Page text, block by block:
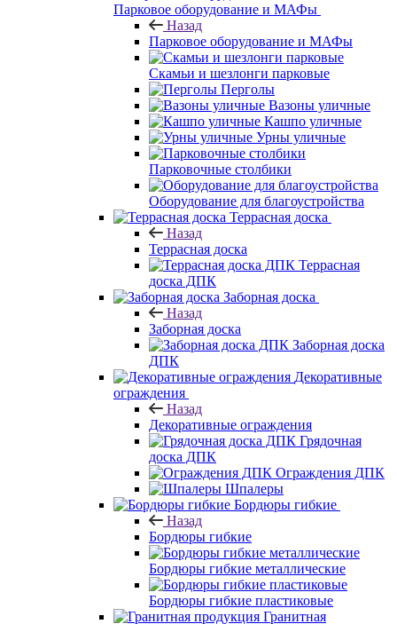
Парковое оборудование и МАФы
Назад
Парковое оборудование и МАФы
Скамьи и шезлонги парковые
Перголы
Вазоны уличные
Кашпо уличные
Урны уличные
Парковочные столбики
Оборудование для благоустройства
Террасная доска
Назад
Террасная доска
Террасная
доска ДПК
Заборная доска
Назад
Заборная доска
Заборная доска
ДПК
Декоративные
ограждения
Назад
Декоративные ограждения
Грядочная
доска ДПК
Ограждения ДПК
Шпалеры
Бордюры гибкие
Назад
Бордюры гибкие
Бордюры гибкие металлические
Бордюры гибкие пластиковые
Гранитная